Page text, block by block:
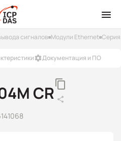
сигналов Модули Ethernet
Документация и ПО
CR